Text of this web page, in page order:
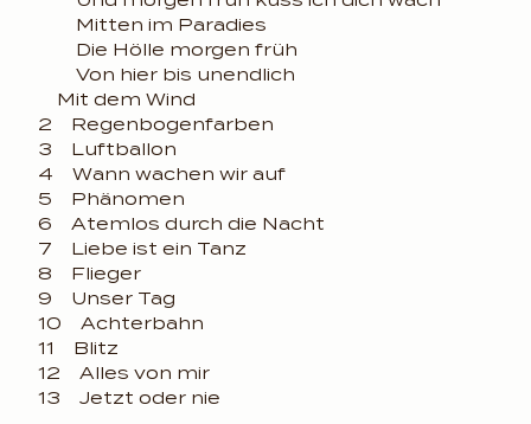
Mitten im Paradies
Die Hölle morgen früh
Von hier bis unendlich
Mit dem Wind
2 Regenbogenfarben
3 Luftballon
4 Wann wachen wir auf
5 Phänomen
6 Atemlos durch die Nacht
7 Liebe ist ein Tanz
8 Flieger
9 Unser Tag
10 Achterbahn
11 Blitz
12 Alles von mir
13 Jetzt oder nie